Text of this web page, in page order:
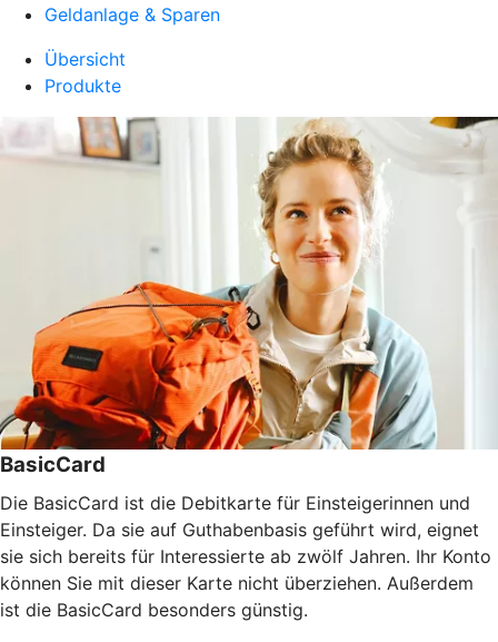
Geldanlage & Sparen
Übersicht
Produkte
BasicCard
Die BasicCard ist die Debitkarte für Einsteigerinnen und
Einsteiger. Da sie auf Guthabenbasis geführt wird, eignet
sie sich bereits für Interessierte ab zwölf Jahren. Ihr Konto
können Sie mit dieser Karte nicht überziehen. Außerdem
ist die BasicCard besonders günstig.